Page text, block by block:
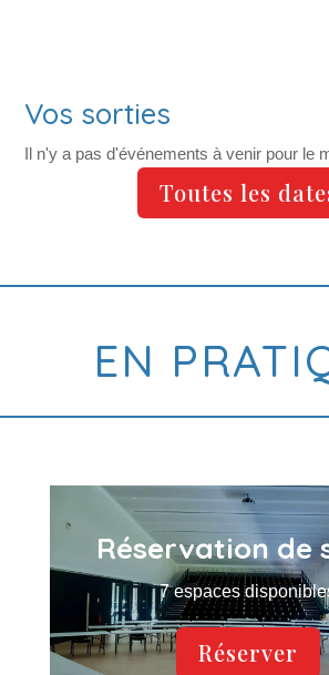
Vos sorties
Il n'y a pas d'événements à venir pour le
Toutes les
EN
Réservation de
7 espaces
Réserver